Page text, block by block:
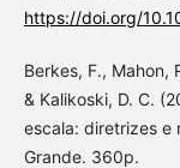
https://doi.org/
Berkes, F., Mahon,
& Kalikoski, D. C.
escala: diretrizes e
Grande. 360p.